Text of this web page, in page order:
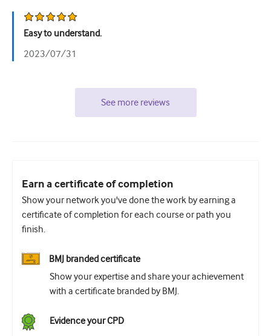
Easy to understand.
2023/07/31
See more reviews
Earn a certificate of completion
Show your network you've done the work by earning a
certificate of completion for each course or path you
finish.
BMJ branded certificate
Show your expertise and share your achievement
with a certificate branded by BMJ.
Evidence your CPD